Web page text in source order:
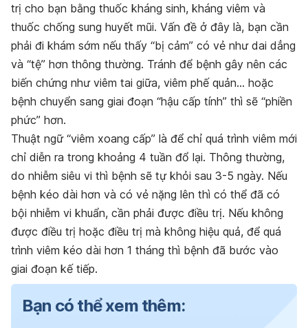
trị cho bạn bằng thuốc kháng sinh, kháng viêm và
thuốc chống sung huyết mũi. Vấn đề ở đây là, bạn cần
phải đi khám sớm nếu thấy “bị cảm” có vẻ như dai dẳng
và “tệ” hơn thông thường. Tránh để bệnh gây nên các
biến chứng như viêm tai giữa, viêm phế quản… hoặc
bệnh chuyển sang giai đoạn “hậu cấp tính” thì sẽ “phiền
phức” hơn.
Thuật ngữ “viêm xoang cấp” là để chỉ quá trình viêm mới
chỉ diễn ra trong khoảng 4 tuần đổ lại. Thông thường,
do nhiễm siêu vi thì bệnh sẽ tự khỏi sau 3-5 ngày. Nếu
bệnh kéo dài hơn và có vẻ nặng lên thì có thể đã có
bội nhiễm vi khuẩn, cần phải được điều trị. Nếu không
được điều trị hoặc điều trị mà không hiệu quả, để quá
trình viêm kéo dài hơn 1 tháng thì bệnh đã bước vào
giai đoạn kế tiếp.
Bạn có thể xem thêm: